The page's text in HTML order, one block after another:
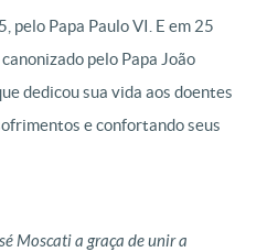
pelo Papa Paulo VI. E em 25
pelo Papa João
dedicou sua vida aos doentes
e confortando seus
Moscati a graça de unir a